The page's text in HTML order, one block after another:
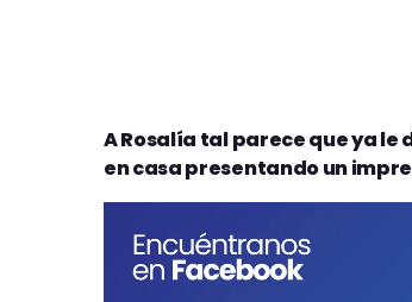
A Rosalía tal parece que ya
en casa presentando un